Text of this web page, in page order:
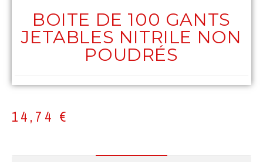
BOITE DE 100 GANTS
JETABLES NITRILE NON
POUDRÉS
14,74 €